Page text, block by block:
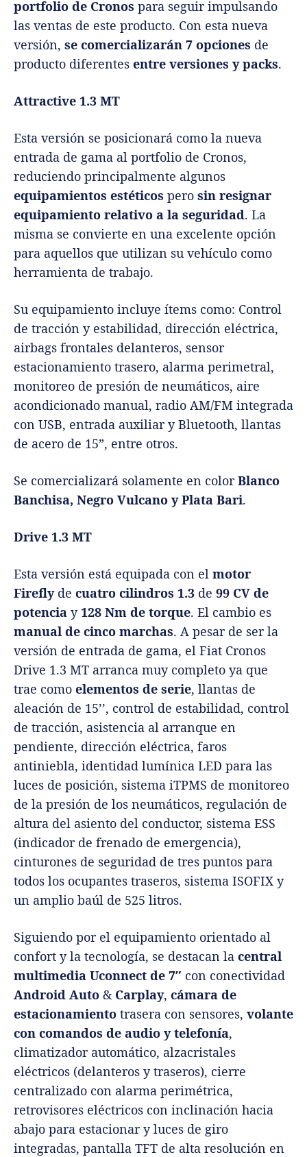
portfolio de Cronos para seguir impulsando
las ventas de este producto. Con esta nueva
versión, se comercializarán 7 opciones de
producto diferentes entre versiones y packs.
Attractive 1.3 MT
Esta versión se posicionará como la nueva
entrada de gama al portfolio de Cronos,
reduciendo principalmente algunos
equipamientos estéticos pero sin resignar
equipamiento relativo a la seguridad. La
misma se convierte en una excelente opción
para aquellos que utilizan su vehículo como
herramienta de trabajo.
Su equipamiento incluye ítems como: Control
de tracción y estabilidad, dirección eléctrica,
airbags frontales delanteros, sensor
estacionamiento trasero, alarma perimetral,
monitoreo de presión de neumáticos, aire
acondicionado manual, radio AM/FM integrada
con USB, entrada auxiliar y Bluetooth, llantas
de acero de 15”, entre otros.
Se comercializará solamente en colorBlanco
Banchisa, Negro Vulcano y Plata Bari.
Drive 1.3 MT
Esta versión está equipada con el motor
Fireflyde cuatro cilindros 1.3 de 99 CV de
potencia y128 Nm de torque. El cambio es
manual de cinco marchas. A pesar de ser la
versión de entrada de gama, el Fiat Cronos
Drive 1.3 MT arranca muy completo ya que
trae como elementos de serie, llantas de
aleación de 15’’, control de estabilidad, control
de tracción, asistencia al arranque en
pendiente, dirección eléctrica, faros
antiniebla, identidad lumínica LED para las
luces de posición, sistema iTPMS de monitoreo
de la presión de los neumáticos, regulación de
altura del asiento del conductor, sistema ESS
(indicador de frenado de emergencia),
cinturones de seguridad de tres puntos para
todos los ocupantes traseros, sistema ISOFIX y
un amplio baúl de 525 litros.
Siguiendo por el equipamiento orientado al
confort y la tecnología, se destacan la central
multimedia Uconnect de 7″ con conectividad
Android Auto & Carplay, cámara de
estacionamiento trasera con sensores, volante
con comandos de audio y telefonía,
climatizador automático, alzacristales
eléctricos (delanteros y traseros), cierre
centralizado con alarma perimétrica,
retrovisores eléctricos con inclinación hacia
abajo para estacionar y luces de giro
integradas, pantalla TFT de alta resolución en